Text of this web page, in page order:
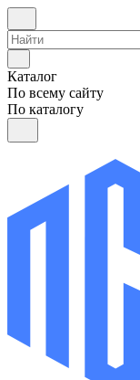
Каталог
По всему сайту
По каталогу